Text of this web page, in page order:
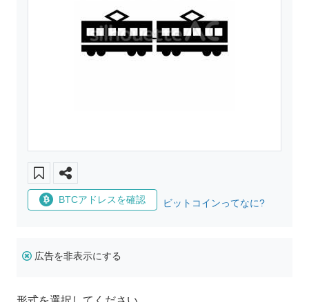
BTCアドレスを確認 ビットコインってなに?
広告を非表示にする